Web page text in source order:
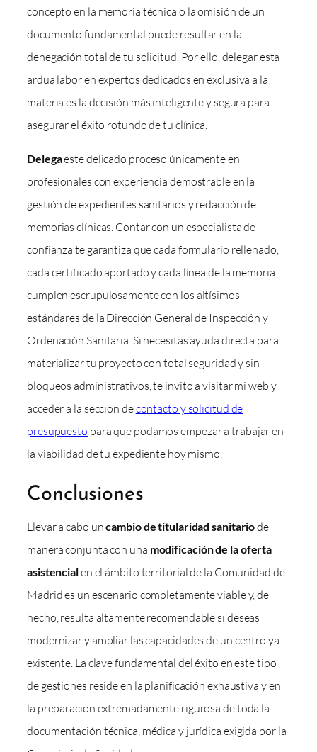
concepto en la memoria técnica o la omisión de un
documento fundamental puede resultar en la
denegación total de tu solicitud. Por ello, delegar esta
ardua labor en expertos dedicados en exclusiva a la
materia es la decisión más inteligente y segura para
asegurar el éxito rotundo de tu clínica.
Delegaeste delicado proceso únicamente en
profesionales con experiencia demostrable en la
gestión de expedientes sanitarios y redacción de
memorias clínicas. Contar con un especialista de
confianza te garantiza que cada formulario rellenado,
cada certificado aportado y cada línea de la memoria
cumplen escrupulosamente con los altísimos
estándares de la Dirección General de Inspección y
Ordenación Sanitaria. Si necesitas ayuda directa para
materializar tu proyecto con total seguridad y sin
bloqueos administrativos, te invito a visitar mi web y
acceder a la sección decontacto y solicitud de
presupuesto para que podamos empezar a trabajar en
la viabilidad de tu expediente hoy mismo.
Conclusiones
Llevar a cabo uncambio de titularidad sanitariode
manera conjunta con una modificación de la oferta
asistencialen el ámbito territorial de la Comunidad de
Madrid es un escenario completamente viable y, de
hecho, resulta altamente recomendable si deseas
modernizar y ampliar las capacidades de un centro ya
existente. La clave fundamental del éxito en este tipo
de gestiones reside en la planificación exhaustiva y en
la preparación extremadamente rigurosa de toda la
documentación técnica, médica y jurídica exigida por la